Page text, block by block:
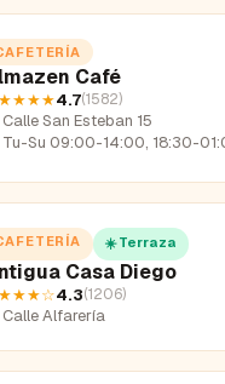
Café
4.7(1582)
Calle San Esteban 15
Tu-Su 09:00-14:00, 18:30-
☀️ Terraza
Casa Diego
☆4.3(1206)
Calle Alfarería